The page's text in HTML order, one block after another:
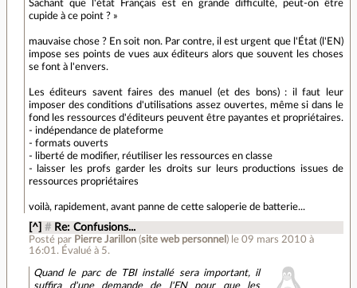
Sachant que l'état Français est en grande difficulté, peut-on être
cupide à ce point ? »
mauvaise chose ? En soit non. Par contre, il est urgent que l'État (l'EN)
impose ses points de vues aux éditeurs alors que souvent les choses
se font à l'envers.
Les éditeurs savent faires des manuel (et des bons) : il faut leur
imposer des conditions d'utilisations assez ouvertes, même si dans le
fond les ressources d'éditeurs peuvent être payantes et propriétaires.
- indépendance de plateforme
- formats ouverts
- liberté de modifier, réutiliser les ressources en classe
- laisser les profs garder les droits sur leurs productions issues de
ressources propriétaires
voilà, rapidement, avant panne de cette saloperie de batterie...
[^] # Re: Confusions...
Posté par Pierre Jarillon (site web personnel ) le 09 mars 2010 à
16:01 . Évalué à 5.
Quand le parc de TBI installé sera important, il
suffira d'une demande de l'EN pour que les